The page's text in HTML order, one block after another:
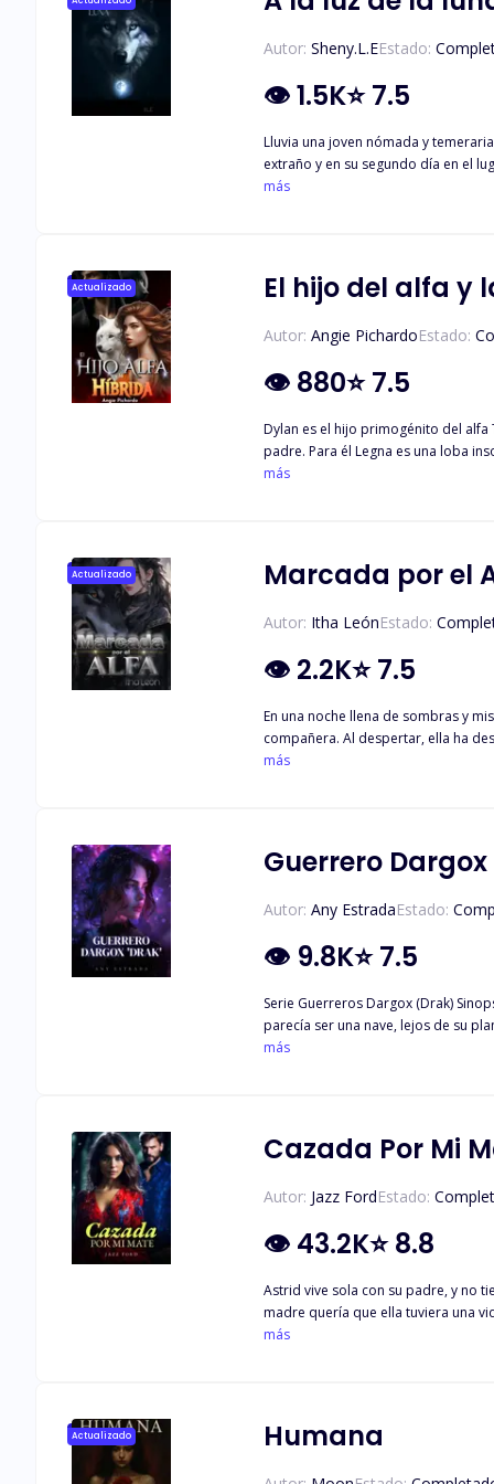
Autor: Sheny.L.EEstado:
👁1.5K⭐7.5
Lluvia una joven nómada y
extraño y en su segundo día en el
hombre lobo y su pelea con una criatura de la oscuridad. Como el secreto de ellos corre peligro termina
más
Actualizado El hijo del alfa y
Autor: Angie PichardoEstado:
👁 880⭐7.5
Dylan es el hijo primogénito del alfa
padre. Para él Legna es una loba
entrenamiento intensivo junto al rey
más
Actualizado Marcada por el
Autor: Itha LeónEstado:
👁 2.2K⭐7.5
En una noche llena de sombras y
compañera. Al despertar, ella ha
humana que jamás pudo encontrar, pues anhela formar un lazo con
más
Guerrero Dargox
Autor: Any EstradaEstado:
👁 9.8K⭐7.5
Serie Guerreros Dargox (Drak) Sinopsis Karen no sabía que existían seres de otros planetas hasta que fue secuestrada por una extraña raza de hombres-lagartos y llevada a lo que
parecía ser una nave, lejos de su
guerrero del planeta Dargox. Tiene
más
Cazada Por Mi
Autor: Jazz FordEstado:
👁 43.2K⭐8.8
Astrid vive sola con su padre, y no
madre quería que ella tuviera una
Tras una tragedia que acabó con la
más
Actualizado Humana